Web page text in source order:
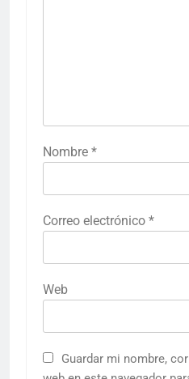
Nombre *
Correo electrónico *
Web
Guardar mi nombre,